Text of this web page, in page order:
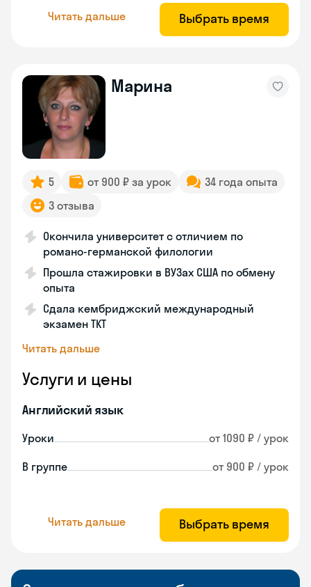
Читать дальше Выбрать время
Марина
5 от 900 ₽ за урок
34 года опыта
3 отзыва
Окончила университет с отличием по
романо-германской филологии
Прошла стажировки в ВУЗах США по обмену
опыта
Сдала кембриджский международный
экзамен TKT
Читать дальше
Услуги и цены
Английский язык
Уроки от 1090 ₽ / урок
В группе от 900 ₽ / урок
Читать дальше Выбрать время